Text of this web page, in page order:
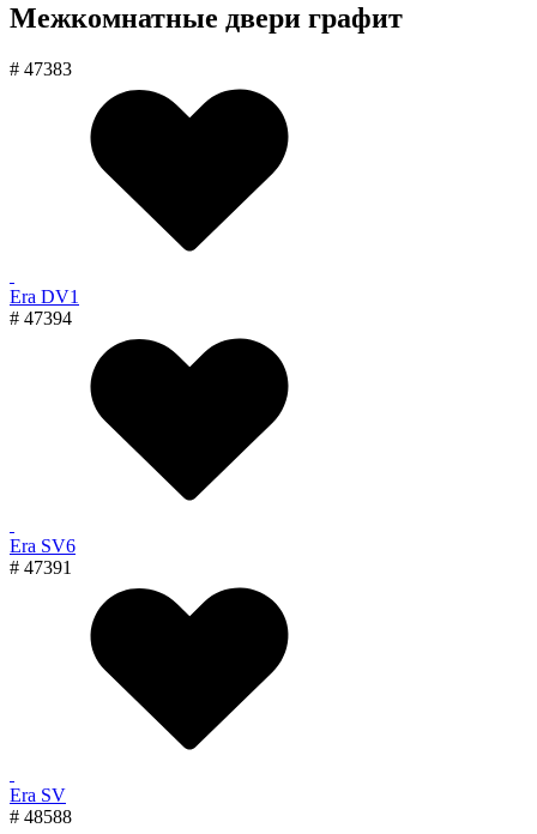
Межкомнатные двери графит
# 47383
Era DV1
# 47394
Era SV6
# 47391
Era SV
# 48588